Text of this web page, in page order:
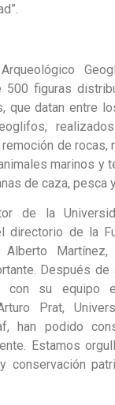
500 figuras
que datan entre
de rocas,
marinos y
de caza, pesca
de la
directorio de la
Alberto
Después de
con su equipo
Prat,
han podido
Estamos
conservación